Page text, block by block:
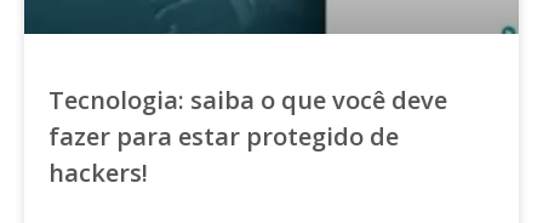
Tecnologia: saiba o que você deve
fazer para estar protegido de
hackers!